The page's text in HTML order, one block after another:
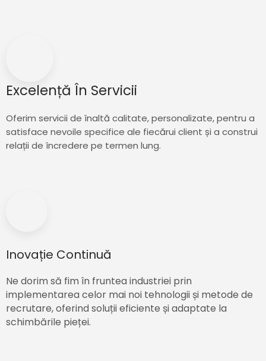
Excelență În Servicii
Oferim servicii de înaltă calitate, personalizate, pentru a
satisface nevoile specifice ale fiecărui client și a construi
relații de încredere pe termen lung.
Inovație Continuă
Ne dorim să fim în fruntea industriei prin
implementarea celor mai noi tehnologii și metode de
recrutare, oferind soluții eficiente și adaptate la
schimbările pieței.